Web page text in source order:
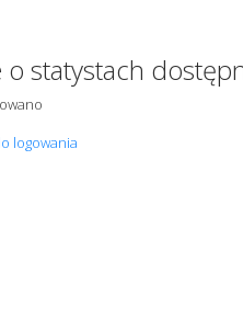
o statystach
logowania